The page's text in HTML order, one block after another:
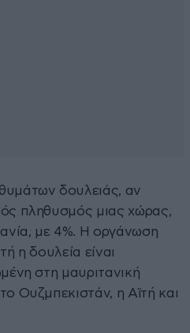
δουλειάς, αν
πληθυσμός μιας χώρας,
με 4%. Η οργάνωση
η δουλεία είναι
στη μαυριτανική
Ουζμπεκιστάν, η Αϊτή και